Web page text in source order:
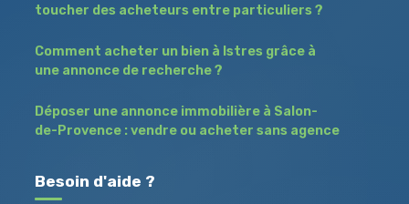
toucher des acheteurs entre particuliers ?
Comment acheter un bien à Istres grâce à
une annonce de recherche ?
Déposer une annonce immobilière à Salon-
de-Provence : vendre ou acheter sans agence
Besoin d'aide ?